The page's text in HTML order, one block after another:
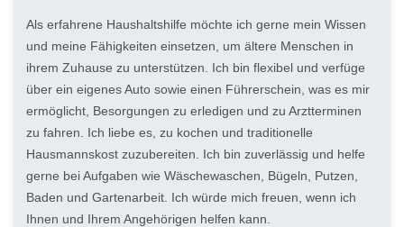
Als erfahrene Haushaltshilfe möchte ich gerne mein Wissen
und meine Fähigkeiten einsetzen, um ältere Menschen in
ihrem Zuhause zu unterstützen. Ich bin flexibel und verfüge
über ein eigenes Auto sowie einen Führerschein, was es mir
ermöglicht, Besorgungen zu erledigen und zu Arztterminen
zu fahren. Ich liebe es, zu kochen und traditionelle
Hausmannskost zuzubereiten. Ich bin zuverlässig und helfe
gerne bei Aufgaben wie Wäschewaschen, Bügeln, Putzen,
Baden und Gartenarbeit. Ich würde mich freuen, wenn ich
Ihnen und Ihrem Angehörigen helfen kann.